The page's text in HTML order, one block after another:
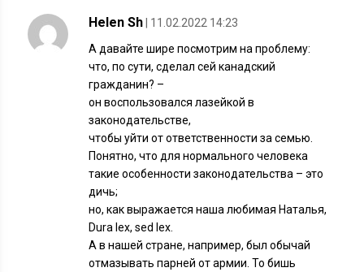
Helen Sh
| 11.02.2022 14:23
А давайте шире посмотрим на проблему:
что, по сути, сделал сей канадский
гражданин? –
он воспользовался лазейкой в
законодательстве,
чтобы уйти от ответственности за семью.
Понятно, что для нормального человека
такие особенности законодательства – это
дичь;
но, как выражается наша любимая Наталья,
Dura lex, sed lex.
А в нашей стране, например, был обычай
отмазывать парней от армии. То бишь